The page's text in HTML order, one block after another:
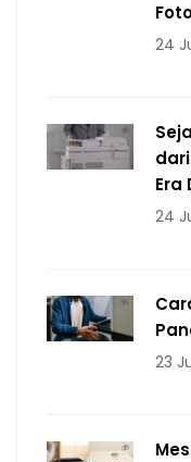
24
Era
24
23